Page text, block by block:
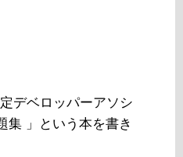
デベロッパーアソシ
集 」という本を書き